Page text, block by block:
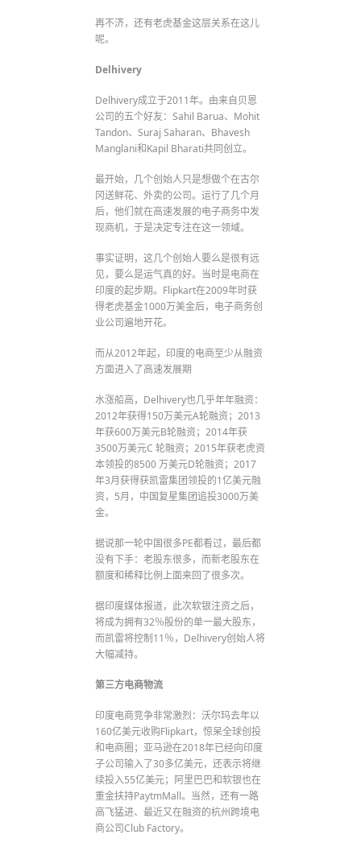
再不济，还有老虎基金这层关系在这儿
呢。
Delhivery
Delhivery成立于2011年。由来自贝恩
公司的五个好友：Sahil Barua、Mohit
Tandon、Suraj Saharan、Bhavesh
Manglani和Kapil Bharati共同创立。
最开始，几个创始人只是想做个在古尔
冈送鲜花、外卖的公司。运行了几个月
后，他们就在高速发展的电子商务中发
现商机，于是决定专注在这一领域。
事实证明，这几个创始人要么是很有远
见，要么是运气真的好。当时是电商在
印度的起步期。Flipkart在2009年时获
得老虎基金1000万美金后，电子商务创
业公司遍地开花。
而从2012年起，印度的电商至少从融资
方面进入了高速发展期
水涨船高，Delhivery也几乎年年融资：
2012年获得150万美元A轮融资；2013
年获600万美元B轮融资；2014年获
3500万美元C 轮融资；2015年获老虎资
本领投的8500 万美元D轮融资；2017
年3月获得获凯雷集团领投的1亿美元融
资，5月，中国复星集团追投3000万美
金。
据说那一轮中国很多PE都看过，最后都
没有下手：老股东很多，而新老股东在
额度和稀释比例上面来回了很多次。
据印度媒体报道，此次软银注资之后，
将成为拥有32％股份的单一最大股东，
而凯雷将控制11％，Delhivery创始人将
大幅减持。
第三方电商物流
印度电商竞争非常激烈：沃尔玛去年以
160亿美元收购Flipkart，惊呆全球创投
和电商圈；亚马逊在2018年已经向印度
子公司输入了30多亿美元，还表示将继
续投入55亿美元；阿里巴巴和软银也在
重金扶持PaytmMall。当然，还有一路
高飞猛进、最近又在融资的杭州跨境电
商公司Club Factory。